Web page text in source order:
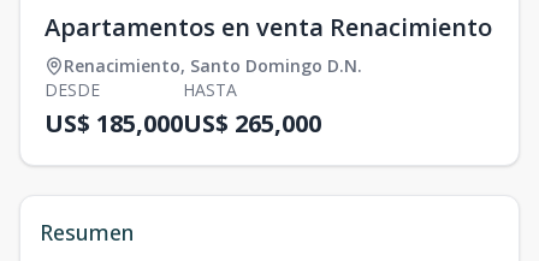
Apartamentos en venta Renacimiento
Renacimiento, Santo Domingo D.N.
DESDE
US$ 185,000
HASTA
US$ 265,000
Resumen